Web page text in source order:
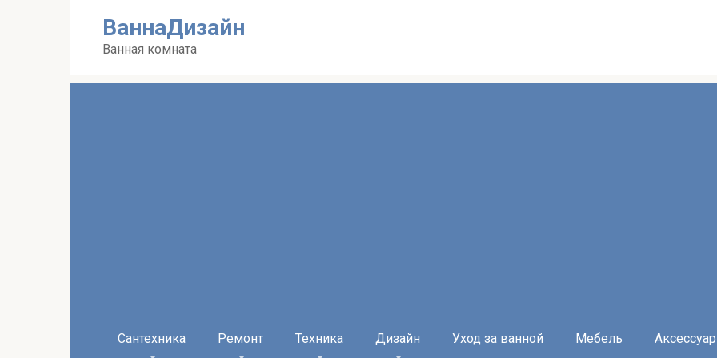
ВаннаДизайн
Ванная комната
Сантехника Ремонт Техника Дизайн Уход за ванной Мебель